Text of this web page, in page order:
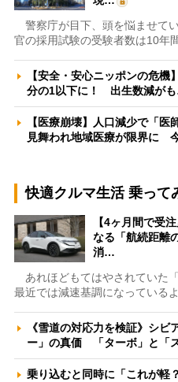
警察庁が目下、頭を悩ませて
官の採用試験の受験者数は10年
【安全・安心ニッポンの危
分の1以下に！ 出生数減が
【医療崩壊】人口減少で「
見舞われ地域医療が限界に
快適クルマ生活 乗って
【4ヶ月間で受
なる「航続距離
消…
あれほどもてはやされていた
最近では減速基調になっている
《雪道の対応力を検証》シビ
ー」の真価 「ターボ」と「
乗り込むと同時に「これが軽